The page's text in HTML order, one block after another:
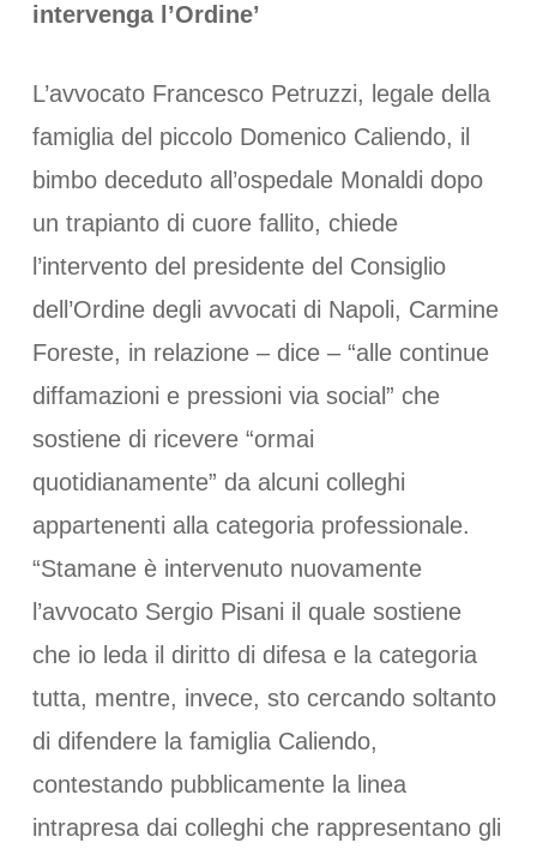
intervenga l’Ordine’
L’avvocato Francesco Petruzzi, legale della
famiglia del piccolo Domenico Caliendo, il
bimbo deceduto all’ospedale Monaldi dopo
un trapianto di cuore fallito, chiede
l’intervento del presidente del Consiglio
dell’Ordine degli avvocati di Napoli, Carmine
Foreste, in relazione – dice – “alle continue
diffamazioni e pressioni via social” che
sostiene di ricevere “ormai
quotidianamente” da alcuni colleghi
appartenenti alla categoria professionale.
“Stamane è intervenuto nuovamente
l’avvocato Sergio Pisani il quale sostiene
che io leda il diritto di difesa e la categoria
tutta, mentre, invece, sto cercando soltanto
di difendere la famiglia Caliendo,
contestando pubblicamente la linea
intrapresa dai colleghi che rappresentano gli